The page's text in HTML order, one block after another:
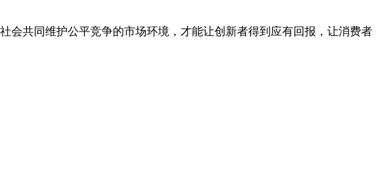
会共同维护公平竞争的市场环境，才能让创新者得到应有回报，让消费者